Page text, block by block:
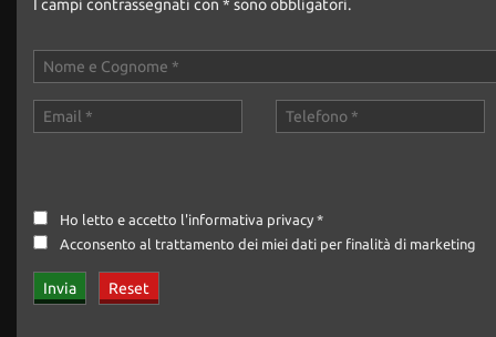
I campi contrassegnati con * sono obbligatori.
Ho letto e accetto l'informativa privacy *
Acconsento al trattamento dei miei dati per finalità di marketing